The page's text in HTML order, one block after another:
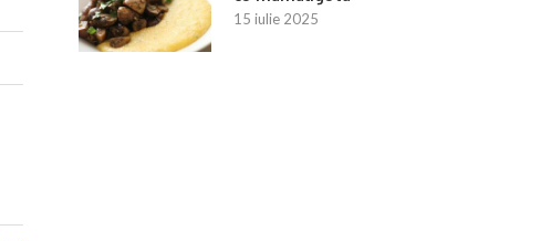
15 iulie 2025